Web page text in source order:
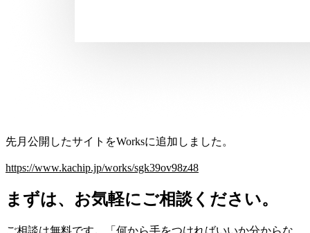
先月公開したサイトをWorksに追加しました。
https://www.kachip.jp/works/sgk39ov98z48
まずは、お気軽にご相談ください。
ご相談は無料です。「何から手をつければいいか分からな